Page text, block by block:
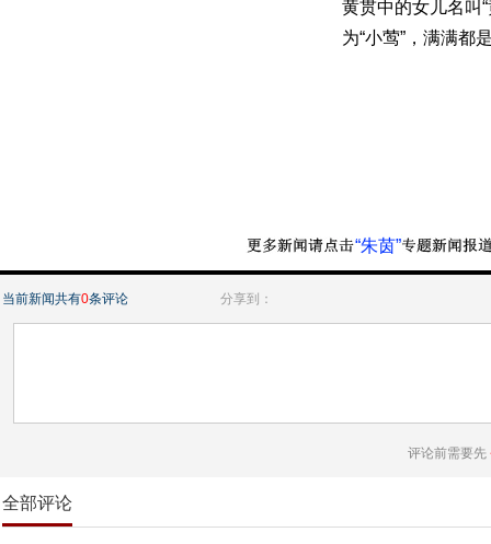
黄贯中的女儿名叫
为“小莺”，满满都
“朱茵”
当前新闻共有0条评论 分享到：
评论前需要先
全部评论